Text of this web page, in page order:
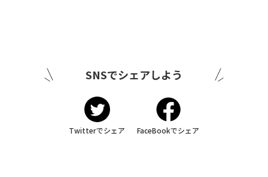
SNSでシェアしよう
Twitterでシェア FaceBookでシェア